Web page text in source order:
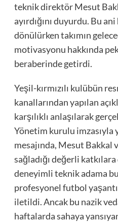
teknik direktör Mesut
ayırdığını duyurdu. Bu
dönülürken takımın
motivasyonu hakkında
beraberinde getirdi.
Yeşil-kırmızılı kulübün
kanallarından yapılan
karşılıklı anlaşılarak
Yönetim kurulu imzasıyla
mesajında, Mesut Bakkal
sağladığı değerli
deneyimli teknik adama
profesyonel futbol
iletildi. Ancak bu nazik
haftalarda sahaya